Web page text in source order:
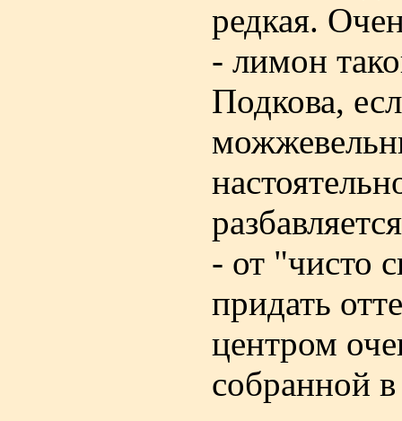
редкая.
- лимон
Подкова,
- от "чисто
придать
центром
собранной